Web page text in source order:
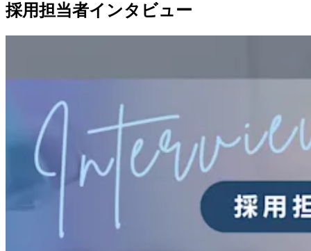
採用担当者インタビュー